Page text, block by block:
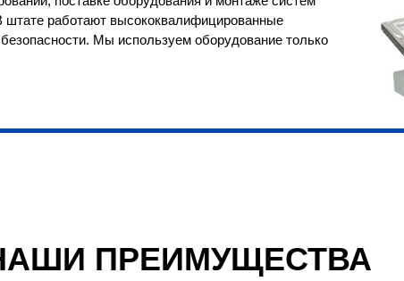
работают высококвалифицированные
Мы используем оборудование только
ПРЕИМУЩЕСТВА